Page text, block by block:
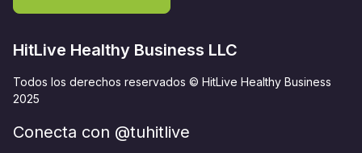
HitLive Healthy Business LLC
Todos los derechos reservados © HitLive Healthy Business
2025
Conecta con @tuhitlive